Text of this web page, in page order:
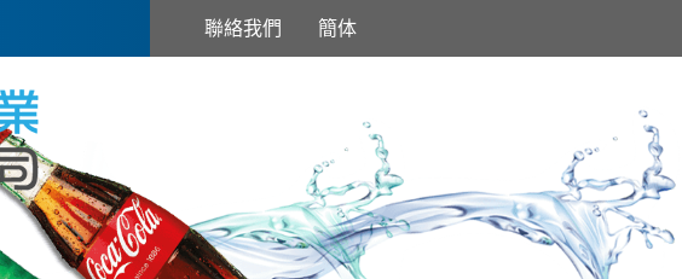
聯絡我們 簡体